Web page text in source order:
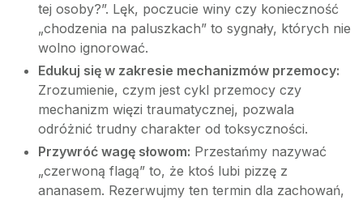
tej osoby?”. Lęk, poczucie winy czy konieczność
„chodzenia na paluszkach” to sygnały, których nie
wolno ignorować.
Edukuj się w zakresie mechanizmów przemocy:
Zrozumienie, czym jest cykl przemocy czy
mechanizm więzi traumatycznej, pozwala
odróżnić trudny charakter od toksyczności.
Przywróć wagę słowom: Przestańmy nazywać
„czerwoną flagą” to, że ktoś lubi pizzę z
ananasem. Rezerwujmy ten termin dla zachowań,